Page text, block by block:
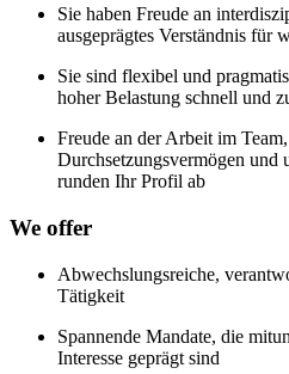
Sie haben Freude an
ausgeprägtes Verständnis für
Sie sind flexibel und
hoher Belastung schnell und
Freude an der Arbeit im
Durchsetzungsvermögen und
runden Ihr Profil ab
We offer
Abwechslungsreiche,
Tätigkeit
Spannende Mandate, die
Interesse geprägt sind